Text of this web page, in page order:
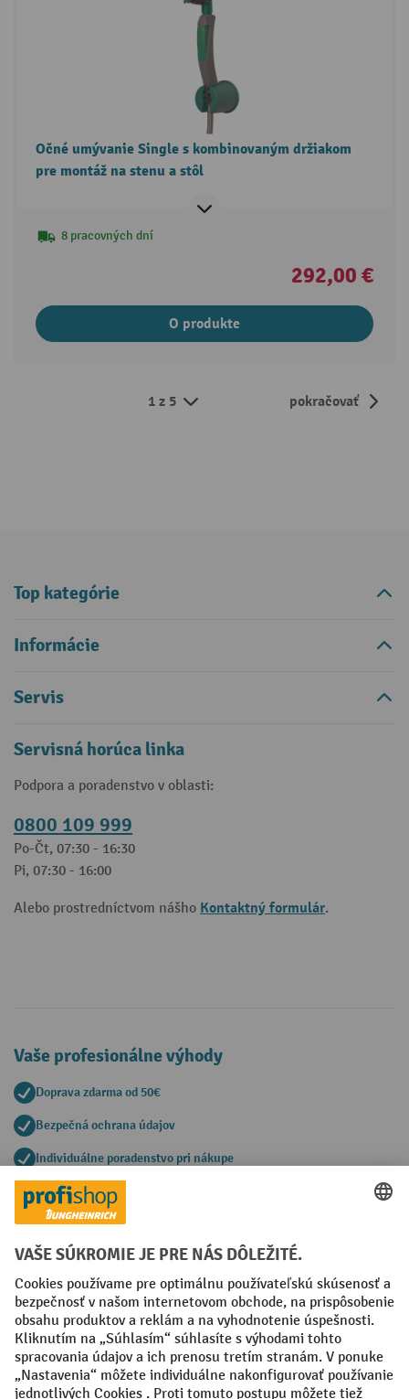
Očné umývanie Single s kombinovaným držiakom
pre montáž na stenu a stôl
8 pracovných dní
292,00 €
O produkte
1 z 5 pokračovať
Top kategórie
Informácie
Servis
Servisná horúca linka
Podpora a poradenstvo v oblasti:
0800 109 999
Po-Čt, 07:30 - 16:30
Pi, 07:30 - 16:00
Alebo prostredníctvom nášho Kontaktný formulár.
Vaše profesionálne výhody
Doprava zdarma od 50€
Bezpečná ochrana údajov
Individuálne poradenstvo pri nákupe
Spôsoby platby
Faktúra Predplatba
Sociálne siete